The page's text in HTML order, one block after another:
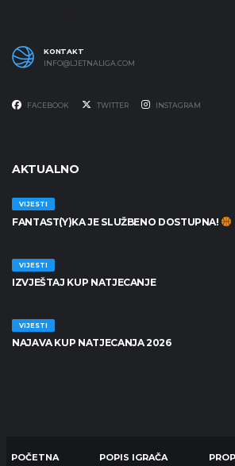
KONTAKT
INFO@LJETNALIGA.COM
FACEBOOK TWITTER INSTAGRAM
AKTUALNO
VIJESTI
FANTAST(Y)KA JE SLUŽBENO DOSTUPNA!
VIJESTI
IZVJEŠTAJ KUP NATJECANJE
VIJESTI
NAJAVA KUP NATJECANJA 2026
POČETNA POPIS IGRAČA